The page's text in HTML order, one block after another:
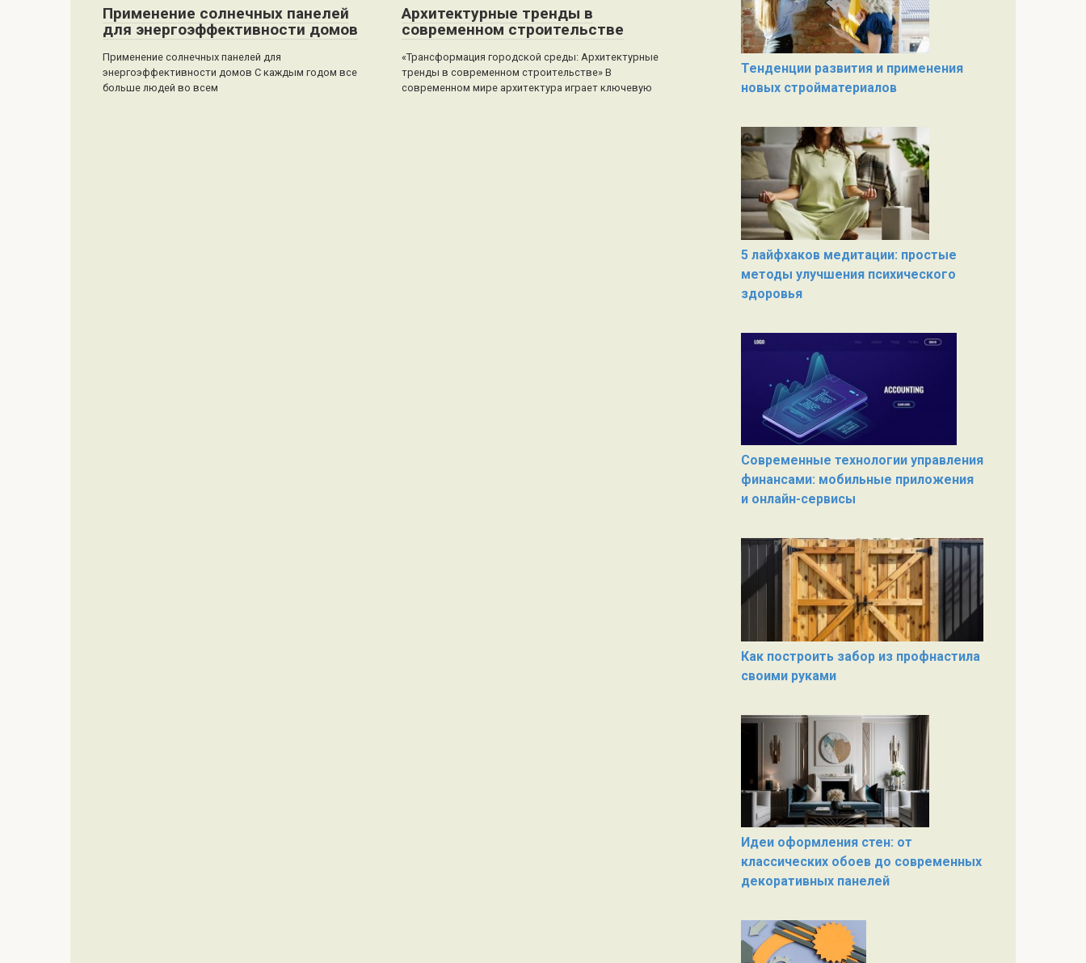
Применение солнечных панелей
для энергоэффективности домов
Применение солнечных панелей для
энергоэффективности домов С каждым годом все
больше людей во всем
Архитектурные тренды в
современном строительстве
«Трансформация городской среды: Архитектурные
тренды в современном строительстве» В
современном мире архитектура играет ключевую
Тенденции развития и применения
новых стройматериалов
5 лайфхаков медитации: простые
методы улучшения психического
здоровья
Современные технологии управления
финансами: мобильные приложения
и онлайн-сервисы
Как построить забор из профнастила
своими руками
Идеи оформления стен: от
классических обоев до современных
декоративных панелей